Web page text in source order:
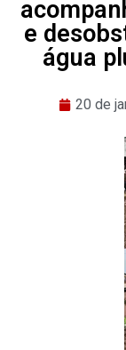
e
água
20 de